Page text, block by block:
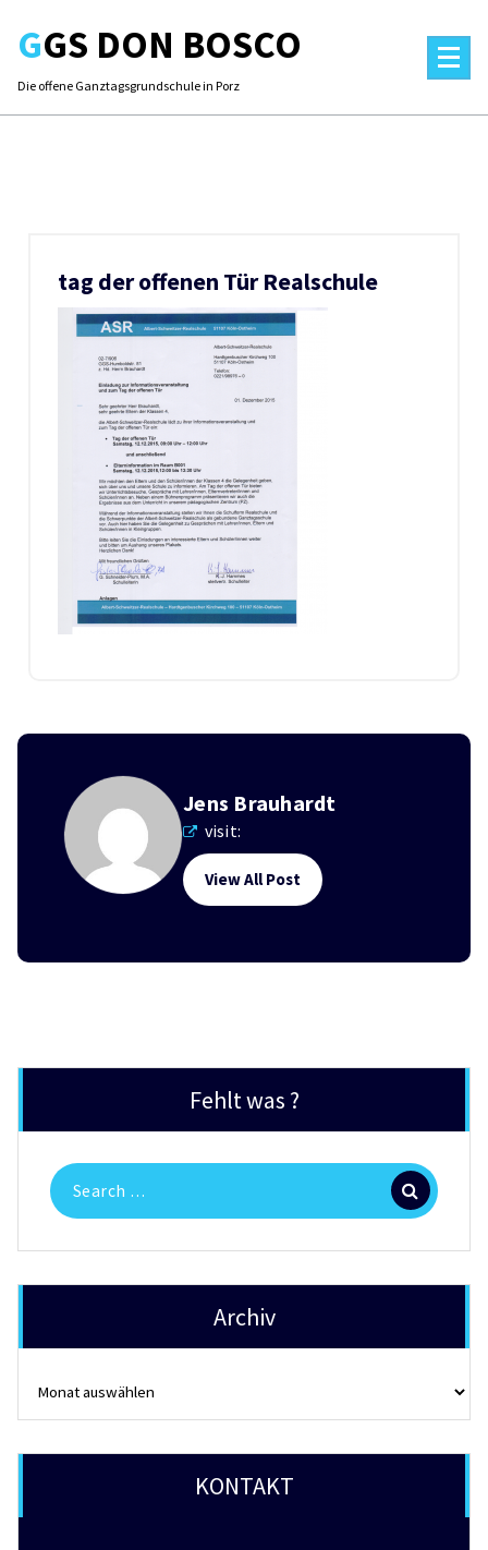
contentGGS DON BOSCO
Die offene Ganztagsgrundschule in Porz
tag der offenen Tür Realschule
Jens Brauhardt
visit:
View All Post
Fehlt was ?
Search
for:
Archiv
KONTAKT